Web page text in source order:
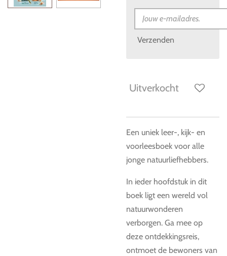
Verzenden
Uitverkocht
Een uniek leer-, kijk- en
voorleesboek voor alle
jonge natuurliefhebbers.
In ieder hoofdstuk in dit
boek ligt een wereld vol
natuurwonderen
verborgen. Ga mee op
deze ontdekkingsreis,
ontmoet de bewoners van